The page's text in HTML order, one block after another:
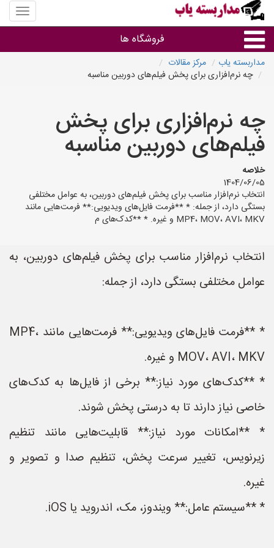
منوی
سایت
یاب
فروشگاه ها
براساس مشخصات ظاهری
براساس برند
فروشندگان دوربین مداربسته
مداربسته یاب
مرکز مقالات
چه نرم‌افزاری برای پخش فیلم‌های دوربین مناسبه
چه نرم‌افزاری برای پخش
فیلم‌های دوربین مناسبه
خلاصه
1404/06/05
انتخاب نرم‌افزار مناسب برای پخش فیلم‌های دوربین، به عوامل مختلفی
بستگی دارد، از جمله: * **فرمت فایل‌های ویدیویی:** فرمت‌هایی مانند
MP4، MOV، AVI، MKV و غیره. * **کدک‌های م
انتخاب نرم‌افزار مناسب برای پخش فیلم‌های دوربین، به
عوامل مختلفی بستگی دارد، از جمله:
* **فرمت فایل‌های ویدیویی:** فرمت‌هایی مانند MP4،
MOV، AVI، MKV و غیره.
* **کدک‌های مورد نیاز:** برخی از فایل‌ها به کدک‌های
خاصی نیاز دارند تا به درستی پخش شوند.
* **امکانات مورد نیاز:** قابلیت‌هایی مانند تنظیم
زیرنویس، تغییر سرعت پخش، تنظیم صدا و تصویر و
غیره.
* **سیستم عامل:** ویندوز، مک، اندروید یا iOS.